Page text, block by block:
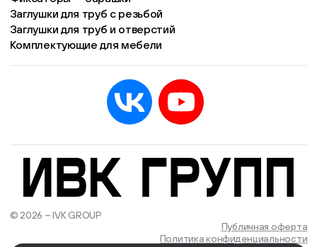
Заглушки для труб с резьбой
Заглушки для труб и отверстий
Комплектующие для мебели
© 2026 – IVK GROUP
Публичная оферта
Политика конфиденциальности
Есть учётная запись? Войти